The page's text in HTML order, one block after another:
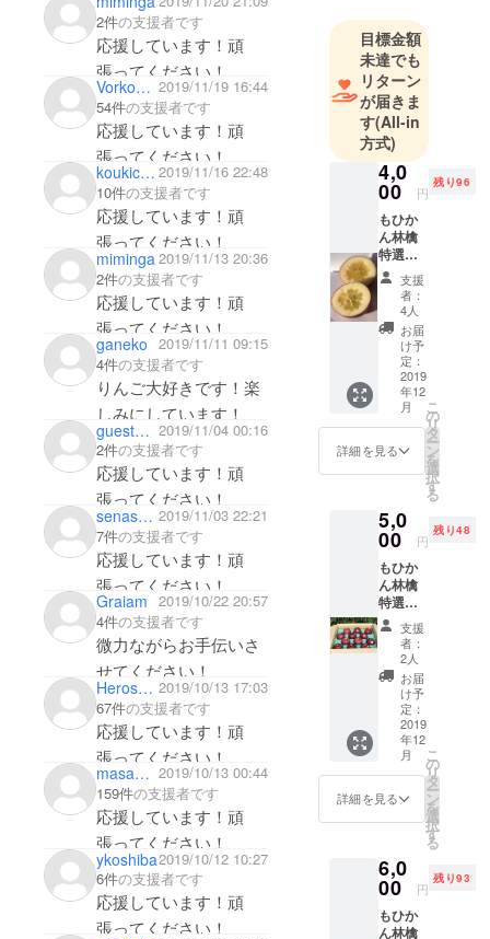
2件の支援者です
応援しています！頑
張ってください！
Vorkosigan 2019/11/19 16:44
54件の支援者です
応援しています！頑
張ってください！
koukichi33 2019/11/16 22:48
10件の支援者です
応援しています！頑
張ってください！
miminga 2019/11/13 20:36
2件の支援者です
応援しています！頑
張ってください！
ganeko 2019/11/11 09:15
4件の支援者です
りんご大好きです！楽
しみにしています！
guest7dbd9b9438a4 2019/11/04 00:16
2件の支援者です
応援しています！頑
張ってください！
senasora 2019/11/03 22:21
7件の支援者です
応援しています！頑
張ってください！
Graiam 2019/10/22 20:57
4件の支援者です
微力ながらお手伝いさ
せてください！
Herosan9 2019/10/13 17:03
67件の支援者です
応援しています！頑
張ってください！
masa0702 2019/10/13 00:44
159件の支援者です
応援しています！頑
張ってください！
ykoshiba2019/10/12 10:27
6件の支援者です
応援しています！頑
張ってください！
目標金額
未達でも
リターン
が届きま
す(All-in
方式)
4,0
00 円
残り96
もひか
ん林檎
特選
超貴重
品種
コスモ
サンフ
ジ
2kg（約
6個）
ドライ
アップ
ル1袋
（30
ｇ） 通
常価格
より600
円お得
で
す。 *
発送前
にご連
絡致し
ます。 *
ドライ
アップ
ルの賞
味期限
は製造
より
六ヶ月
となっ
ており
ます。
支援
者：
4人
お届
け予
定：
2019
年12
月
詳細を見る
こ
の
リ
タ
ー
ン
を
選
択
す
る
5,0
00 円
残り48
もひか
ん林檎
特選
サンフ
ジ
3kg（約
9～10
個）ド
ライ
アップ
ル1袋
（30
ｇ） 通
常価格
より800
円お得
発送前
にご連
絡致し
ます。 *
ドライ
支援
者：
2人
お届
け予
定：
2019
年12
月
詳細を見る
こ
の
リ
タ
ー
ン
を
選
択
す
る
6,0
00 円
残り93
もひか
ん林檎